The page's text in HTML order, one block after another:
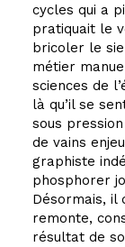
cycles qui a
pratiquait le
bricoler le
métier
sciences de
là qu’il se
sous
de vains
graphiste
phosphorer
Désormais, il
remonte,
résultat de